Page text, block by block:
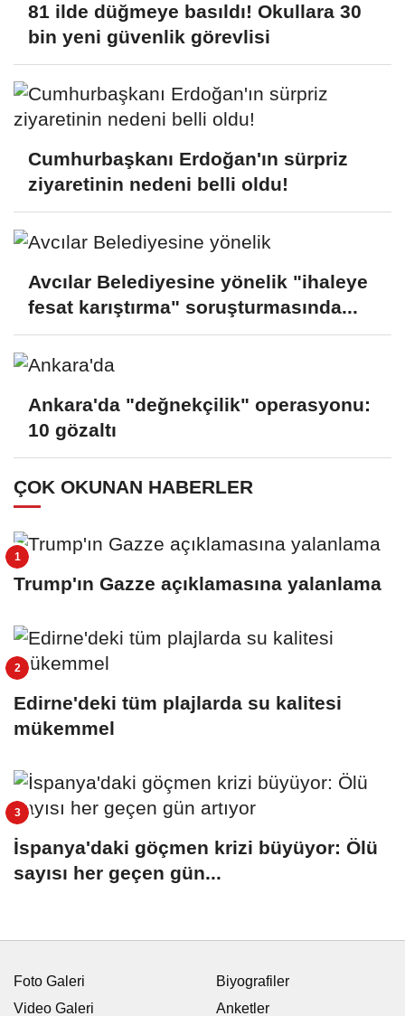
81 ilde düğmeye basıldı! Okullara 30
bin yeni güvenlik görevlisi
Cumhurbaşkanı Erdoğan'ın sürpriz
ziyaretinin nedeni belli oldu!
Avcılar Belediyesine yönelik "ihaleye
fesat karıştırma" soruşturmasında...
Ankara'da "değnekçilik" operasyonu:
10 gözaltı
ÇOK OKUNAN HABERLER
Trump'ın Gazze açıklamasına yalanlama
Edirne'deki tüm plajlarda su kalitesi
mükemmel
İspanya'daki göçmen krizi büyüyor: Ölü
sayısı her geçen gün...
Foto Galeri
Video Galeri
Biyografiler
Anketler